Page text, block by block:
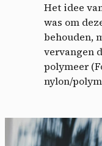
Het idee
was om
behouden,
vervangen
polymeer
nylon/